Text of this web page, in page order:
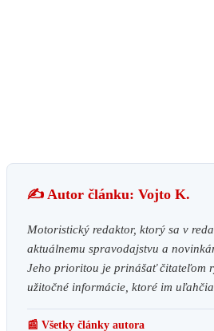
✍️ Autor článku: Vojto K.
Motoristický redaktor, ktorý sa v
aktuálnemu spravodajstvu a
Jeho prioritou je prinášať čitateľom
užitočné informácie, ktoré im
📰 Všetky články autora